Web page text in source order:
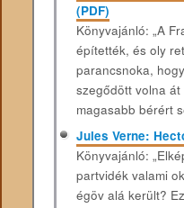
(PDF)
Könyvajánló: „A
építették, és oly
parancsnoka,
szegődött volna
magasabb bérért
Jules Verne:
Könyvajánló:
partvidék valami
égöv alá került?